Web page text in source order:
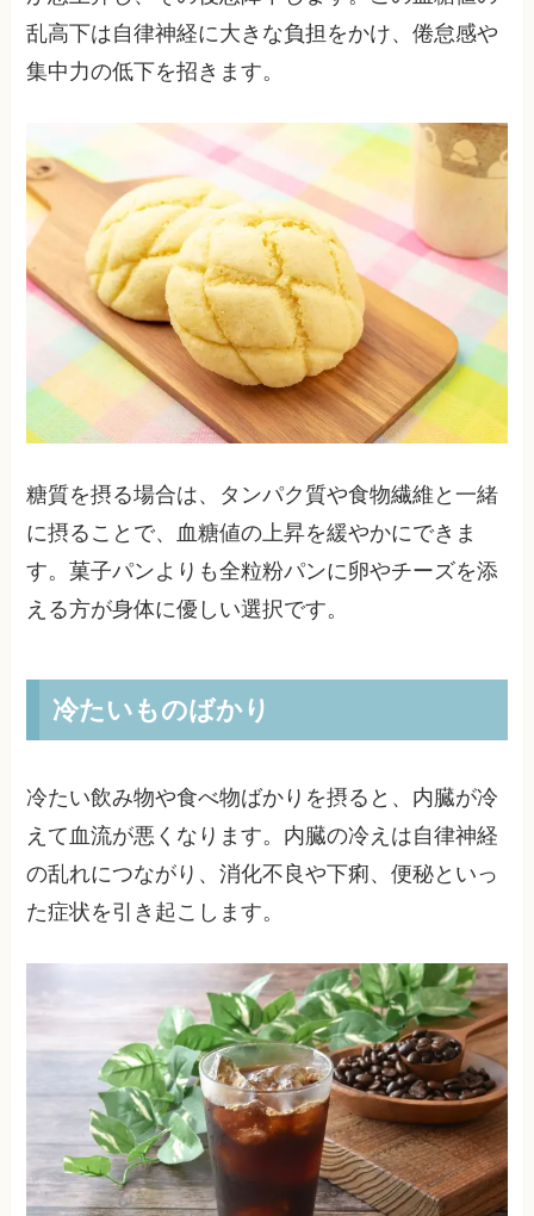
乱高下は自律神経に大きな負担をかけ、倦怠感や
集中力の低下を招きます。
糖質を摂る場合は、タンパク質や食物繊維と一緒
に摂ることで、血糖値の上昇を緩やかにできま
す。菓子パンよりも全粒粉パンに卵やチーズを添
える方が身体に優しい選択です。
冷たいものばかり
冷たい飲み物や食べ物ばかりを摂ると、内臓が冷
えて血流が悪くなります。内臓の冷えは自律神経
の乱れにつながり、消化不良や下痢、便秘といっ
た症状を引き起こします。